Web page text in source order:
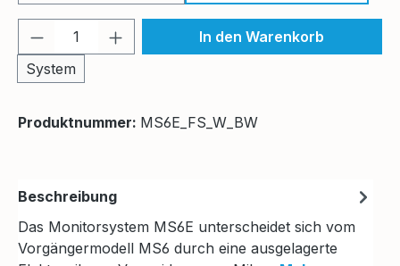
Produkt Anzahl: Gib den
System
In den Warenkorb
Produktnummer: MS6E_FS_W_BW
Beschreibung
Das Monitorsystem MS6E unterscheidet sich vom
Vorgängermodell MS6 durch eine ausgelagerte